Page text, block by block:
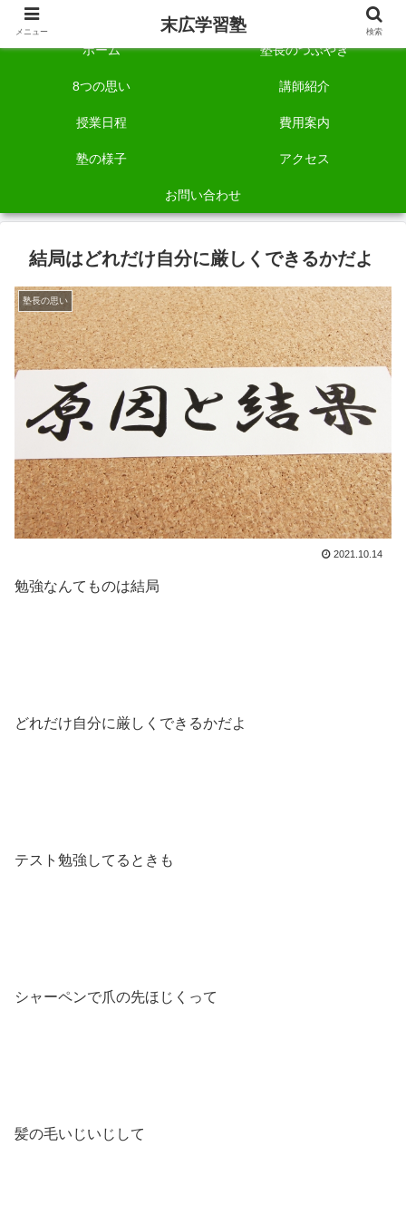
自称「一宮でいちばん塾で勉強させる塾」です。
ホーム 塾長のつぶやき
8つの思い 講師紹介
授業日程 費用案内
塾の様子 アクセス
お問い合わせ
結局はどれだけ自分に厳しくできるかだよ
塾長の思い
2021.10.14
勉強なんてものは結局
どれだけ自分に厳しくできるかだよ
テスト勉強してるときも
シャーペンで爪の先ほじくって
髪の毛いじいじして
メニュー 末広学習塾 検索